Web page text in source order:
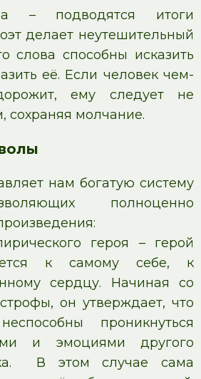
– подводятся итоги
делает неутешительный
слова способны исказить
её. Если человек чем-
ему следует не
сохраняя молчание.
нам богатую систему
полноценно
героя – герой
к самому себе, к
сердцу. Начиная со
он утверждает, что
проникнуться
и эмоциями другого
В этом случае сама